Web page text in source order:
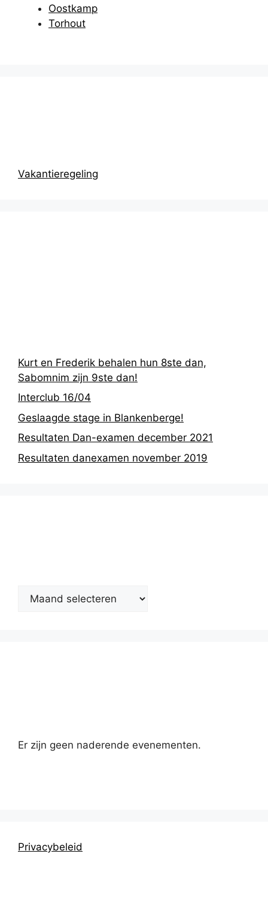
Oostkamp
Torhout
Vakantieregeling
Kurt en Frederik behalen hun 8ste dan,
Sabomnim zijn 9ste dan!
Interclub 16/04
Geslaagde stage in Blankenberge!
Resultaten Dan-examen december 2021
Resultaten danexamen november 2019
Er zijn geen naderende evenementen.
Privacybeleid